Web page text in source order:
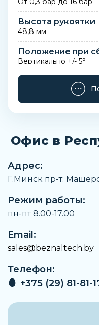
Высота рукоятки
48,8 мм
Положение при
Вертикально +/- 5°
Монтажный шаг с
Присоединение
Диаметр
Высота фильтра
208,2 мм
Выход сжатого
G1/8
Ширина фильтра
107,7 мм
Монтажные
4 мм
Офис в
Адрес:
Г.Минск пр-т.
Режим работы:
пн-пт 8.00-17.00
Email:
sales@beznaltech.by
Телефон:
+375 (29) 81-81-